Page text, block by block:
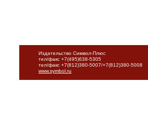
Издательство Символ-Плюс
тел/факс +7(495)638-5305
тел/факс +7(812)380-5007/+7(812)380-5008
www.symbol.ru